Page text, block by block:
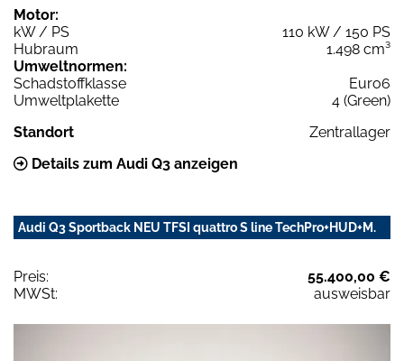
Motor:
kW / PS
110 kW / 150 PS
Hubraum
1.498 cm³
Umweltnormen:
Schadstoffklasse
Euro6
Umweltplakette
4 (Green)
Standort
Zentrallager
Details zum Audi Q3 anzeigen
Audi Q3 Sportback NEU TFSI quattro S line TechPro+HUD+M.
Preis:
55.400,00 €
MWSt:
ausweisbar